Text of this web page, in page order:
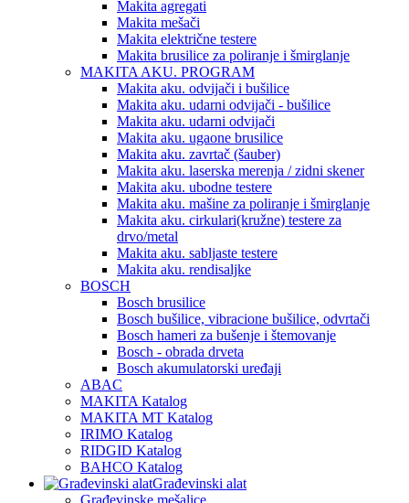
Makita agregati
Makita mešači
Makita električne testere
Makita brusilice za poliranje i šmirglanje
MAKITA AKU. PROGRAM
Makita aku. odvijači i bušilice
Makita aku. udarni odvijači - bušilice
Makita aku. udarni odvijači
Makita aku. ugaone brusilice
Makita aku. zavrtač (šauber)
Makita aku. laserska merenja / zidni skener
Makita aku. ubodne testere
Makita aku. mašine za poliranje i šmirglanje
Makita aku. cirkulari(kružne) testere za
drvo/metal
Makita aku. sabljaste testere
Makita aku. rendisaljke
BOSCH
Bosch brusilice
Bosch bušilice, vibracione bušilice, odvrtači
Bosch hameri za bušenje i štemovanje
Bosch - obrada drveta
Bosch akumulatorski uređaji
ABAC
MAKITA Katalog
MAKITA MT Katalog
IRIMO Katalog
RIDGID Katalog
BAHCO Katalog
Građevinski alat
Građevinske mešalice